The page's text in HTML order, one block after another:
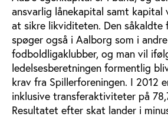
ansvarlig lånekapital samt kapital
at sikre likviditeten. Den såkaldte
spøger også i Aalborg som i
fodboldligaklubber, og man vil
ledelsesberetningen formentlig
krav fra Spillerforeningen. I 2012
inklusive transferaktiviteter på
Resultatet efter skat lander i